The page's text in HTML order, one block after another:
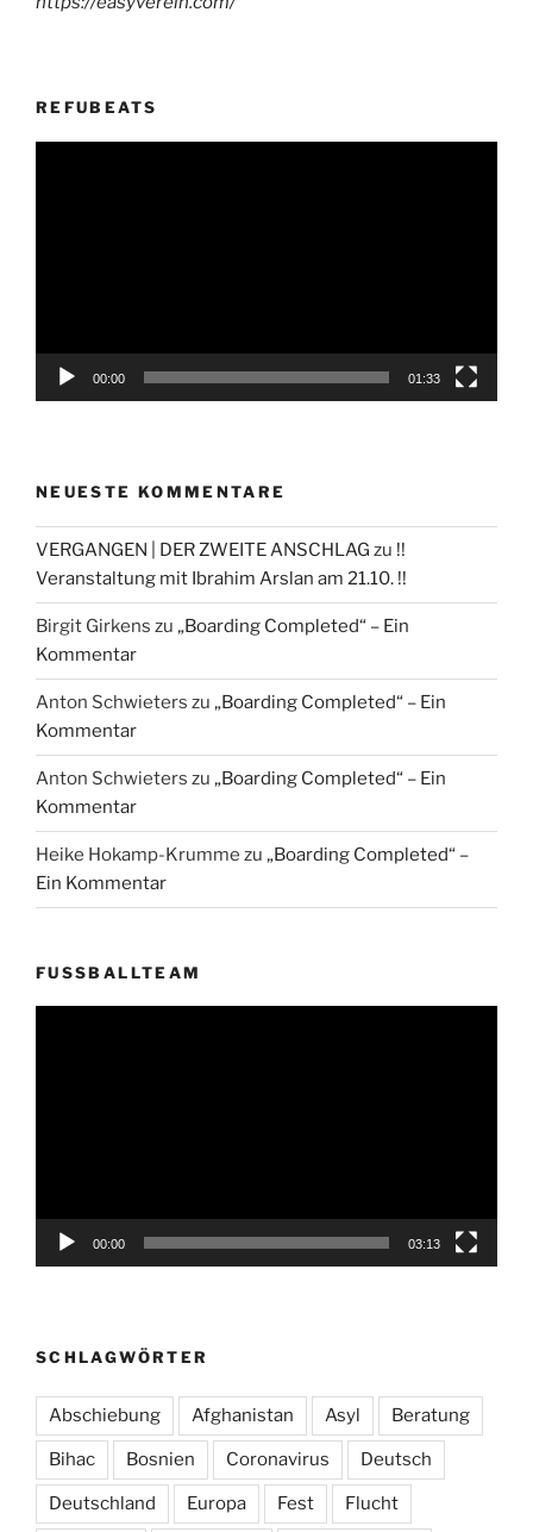
REFUBEATS
00:00 01:33
NEUESTE KOMMENTARE
VERGANGEN | DER ZWEITE ANSCHLAG zu !!
Veranstaltung mit Ibrahim Arslan am 21.10. !!
Birgit Girkens zu „Boarding Completed“ – Ein
Kommentar
Anton Schwieters zu „Boarding Completed“ – Ein
Kommentar
Anton Schwieters zu „Boarding Completed“ – Ein
Kommentar
Heike Hokamp-Krumme zu „Boarding Completed“ –
Ein Kommentar
FUSSBALLTEAM
00:00 03:13
SCHLAGWÖRTER
Abschiebung Afghanistan Asyl Beratung
Bihac Bosnien Coronavirus Deutsch
Deutschland Europa Fest Flucht